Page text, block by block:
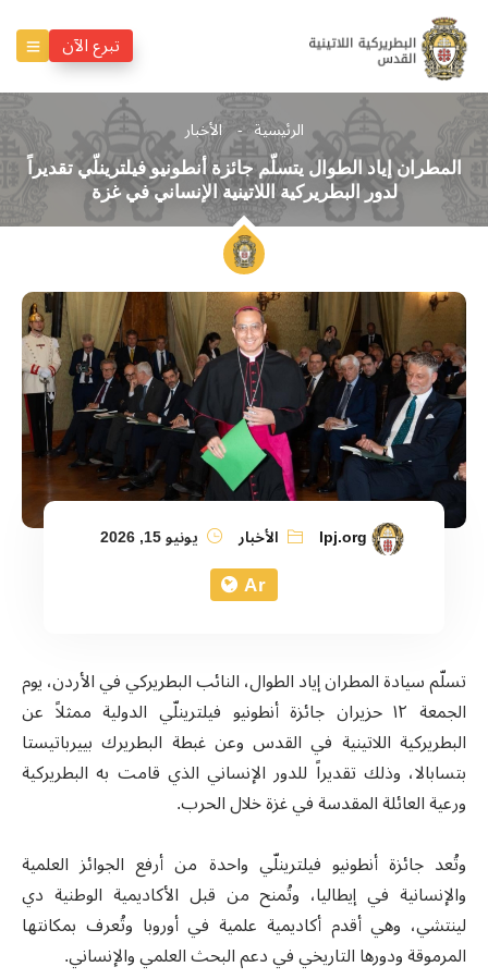
تبرع الآن
الرئيسية الأخبار
المطران إياد الطوال يتسلّم جائزة أنطونيو فيلترينلّي تقديراً
لدور البطريركية اللاتينية الإنساني في غزة
lpj.org الأخبار يونيو 15, 2026
Ar
تسلّم سيادة المطران إياد الطوال، النائب البطريركي في الأردن، يوم
الجمعة ١٢ حزيران جائزة أنطونيو فيلترينلّي الدولية ممثلاً عن
البطريركية اللاتينية في القدس وعن غبطة البطريرك بييرباتيستا
بتسابالا، وذلك تقديراً للدور الإنساني الذي قامت به البطريركية
ورعية العائلة المقدسة في غزة خلال الحرب.
وتُعد جائزة أنطونيو فيلترينلّي واحدة من أرفع الجوائز العلمية
والإنسانية في إيطاليا، وتُمنح من قبل الأكاديمية الوطنية دي
لينتشي، وهي أقدم أكاديمية علمية في أوروبا وتُعرف بمكانتها
المرموقة ودورها التاريخي في دعم البحث العلمي والإنساني.